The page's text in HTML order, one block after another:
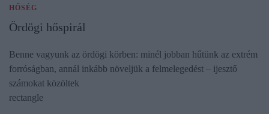
HŐSÉG
Ördögi hőspirál
Benne vagyunk az ördögi körben: minél jobban hűtünk az extrém
forróságban, annál inkább növeljük a felmelegedést – ijesztő
számokat közöltek
rectangle